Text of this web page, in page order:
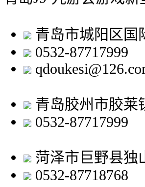
青岛市城阳区国
0532-87717999
青岛胶州市胶莱
0532-87717999
菏泽市巨野县独
0532-87718768